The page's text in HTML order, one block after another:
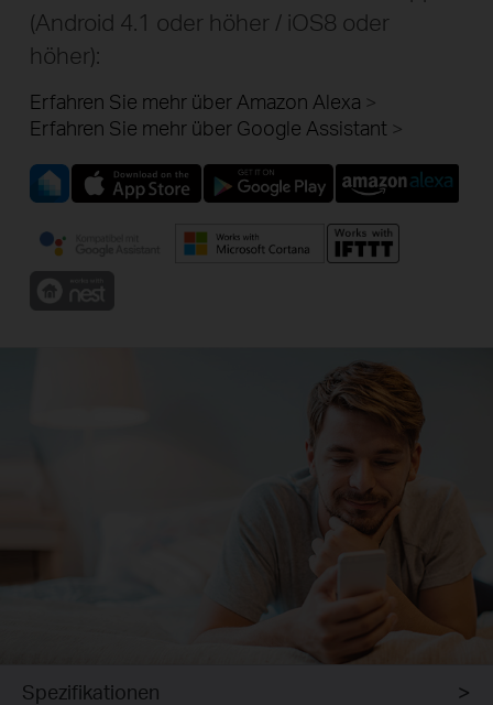
(Android 4.1 oder höher / iOS8 oder
höher):
Erfahren Sie mehr über Amazon Alexa
Erfahren Sie mehr über Google Assistant
Spezifikationen